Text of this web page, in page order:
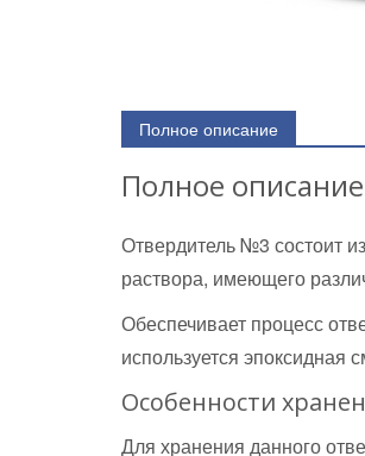
Полное описание
Полное
Отвердитель №3 состоит
раствора, имеющего
Обеспечивает процесс
используется эпоксидная
Особенности
Для хранения данного